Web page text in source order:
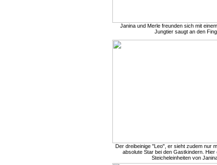
Janina und Merle freunden sich mit
Jungtier saugt an den
Der dreibeinige "Leo", er sieht zudem nur
absolute Star bei den Gastkindern. Hier
Steicheleinheiten von